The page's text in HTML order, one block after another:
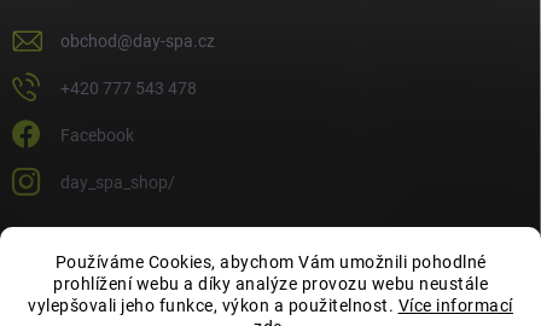
Používáme Cookies, abychom Vám umožnili pohodlné
prohlížení webu a díky analýze provozu webu neustále
vylepšovali jeho funkce, výkon a použitelnost. Více informací
obchod@day-spa.cz
+420 777 543 478
Facebook
day_spa_shop/
OCHRANA OSOBNÍCH ÚDAJŮ